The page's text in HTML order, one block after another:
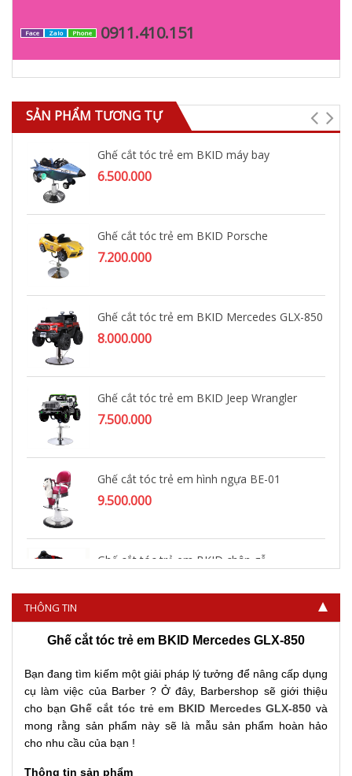
Face Zalo Phone 0911.410.151
SẢN PHẨM TƯƠNG TỰ
Ghế cắt tóc trẻ em BKID máy bay
6.500.000
Ghế cắt tóc trẻ em BKID Porsche
7.200.000
Ghế cắt tóc trẻ em BKID Mercedes GLX-850
8.000.000
Ghế cắt tóc trẻ em BKID Jeep Wrangler
7.500.000
Ghế cắt tóc trẻ em hình ngựa BE-01
9.500.000
Ghế cắt tóc trẻ em BKID chân gỗ
THÔNG TIN
Ghế cắt tóc trẻ em BKID Mercedes GLX-850
Bạn đang tìm kiếm một giải pháp lý tưởng để nâng cấp dụng
cụ làm việc của Barber ? Ở đây, Barbershop sẽ giới thiệu
cho bạnGhế cắt tóc trẻ em BKID Mercedes GLX-850và
mong rằng sản phẩm này sẽ là mẫu sản phẩm hoàn hảo
cho nhu cầu của bạn !
Thông tin sản phẩm